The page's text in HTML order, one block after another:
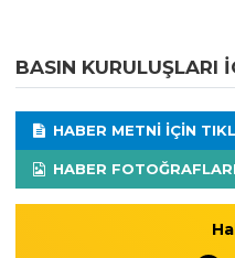
BASIN KURULUŞLARI
HABER METNI IÇIN
HABER